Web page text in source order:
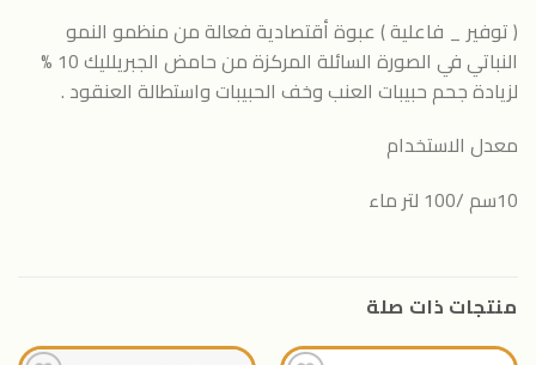
( توفير _ فاعلية ) عبوة أقتصادية فعالة من منظمو النمو
النباتي في الصورة السائلة المركزة من حامض الجبريلليك 10 %
لزيادة جحم حبيبات العنب وخف الحبيبات واستطالة العنقود .
معدل الاستخدام
10سم /100 لتر ماء
منتجات ذات صلة